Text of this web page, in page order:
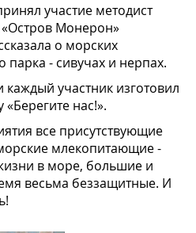
участие методист
Монерон»
о морских
парка - сивучах и нерпах.
участник изготовил
нас!».
все присутствующие
млекопитающие -
в море, большие и
весьма беззащитные. И